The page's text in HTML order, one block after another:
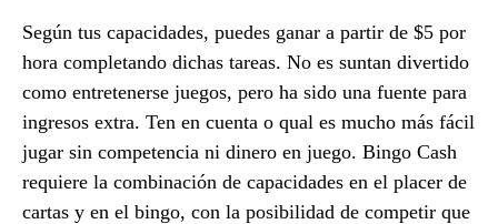
Según tus capacidades, puedes ganar a partir de $5 por
hora completando dichas tareas. No es suntan divertido
como entretenerse juegos, pero ha sido una fuente para
ingresos extra. Ten en cuenta o qual es mucho más fácil
jugar sin competencia ni dinero en juego. Bingo Cash
requiere la combinación de capacidades en el placer de
cartas y en el bingo, con la posibilidad de competir que